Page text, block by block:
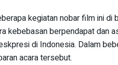
kegiatan nobar film ini di
kebebasan berpendapat dan
di Indonesia. Dalam
acara tersebut.